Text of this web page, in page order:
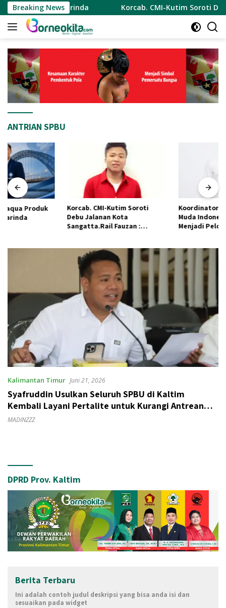
Langsung
ke
konten
Breaking News
Samarinda Korcab. CMI-Kutim Soroti Debu
ANTRIAN SPBU
Korcab. CMI-Kutim Soroti
Debu Jalanan Kota
Sangatta.Rail Fauzan :
Koordinator Cabang Cermin
Muda Indonesia Ajak Pemuda
Menjadi Pelopor Perubahan
Kalimantan Timur Juni 21, 2026
Syafruddin Usulkan Seluruh SPBU di Kaltim
Kembali Layani Pertalite untuk Kurangi Antrean
Panjang
MADINZZZ
DPRD Prov. Kaltim
Berita Terbaru
Ini adalah contoh judul deskripsi yang bisa anda isi dan
sesuaikan pada widget